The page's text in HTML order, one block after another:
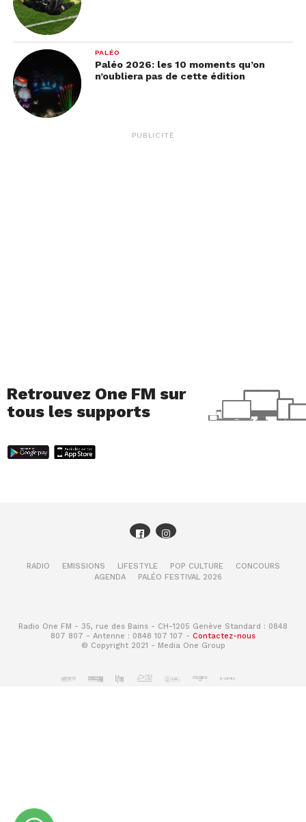
PALÉO
Paléo 2026: les 10 moments qu’on
n’oubliera pas de cette édition
PUBLICITÉ
Retrouvez One FM sur
tous les supports
RADIO EMISSIONS LIFESTYLE POP CULTURE
CONCOURS
AGENDA
PALÉO FESTIVAL 2026
Radio One FM - 35, rue des Bains - CH-1205 Genève Standard : 0848
807 807 - Antenne : 0848 107 107 - Contactez-nous
© Copyright 2021 - Media One Group